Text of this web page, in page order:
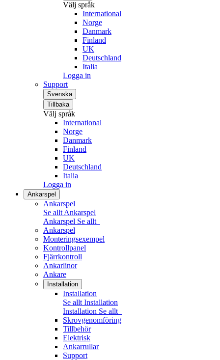
Välj språk
International
Norge
Danmark
Finland
UK
Deutschland
Italia
Logga in
Support
Svenska
Tillbaka
Välj språk
International
Norge
Danmark
Finland
UK
Deutschland
Italia
Logga in
Ankarspel
Ankarspel
Se allt Ankarspel
Ankarspel Se allt
Ankarspel
Monteringsexempel
Kontrollpanel
Fjärrkontroll
Ankarlinor
Ankare
Installation
Installation
Se allt Installation
Installation Se allt
Skrovgenomföring
Tillbehör
Elektrisk
Ankarrullar
Support